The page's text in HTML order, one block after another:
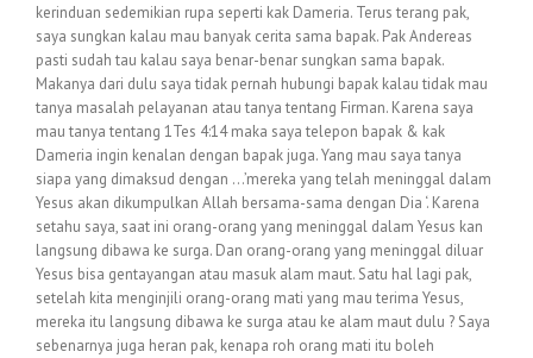
kerinduan sedemikian rupa seperti kak Dameria. Terus terang pak,
saya sungkan kalau mau banyak cerita sama bapak. Pak Andereas
pasti sudah tau kalau saya benar-benar sungkan sama bapak.
Makanya dari dulu saya tidak pernah hubungi bapak kalau tidak mau
tanya masalah pelayanan atau tanya tentang Firman. Karena saya
mau tanya tentang 1Tes 4:14 maka saya telepon bapak & kak
Dameria ingin kenalan dengan bapak juga. Yang mau saya tanya
siapa yang dimaksud dengan …’mereka yang telah meninggal dalam
Yesus akan dikumpulkan Allah bersama-sama dengan Dia ‘. Karena
setahu saya, saat ini orang-orang yang meninggal dalam Yesus kan
langsung dibawa ke surga. Dan orang-orang yang meninggal diluar
Yesus bisa gentayangan atau masuk alam maut. Satu hal lagi pak,
setelah kita menginjili orang-orang mati yang mau terima Yesus,
mereka itu langsung dibawa ke surga atau ke alam maut dulu ? Saya
sebenarnya juga heran pak, kenapa roh orang mati itu boleh